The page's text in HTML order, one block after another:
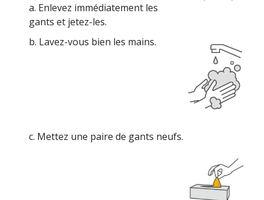
a. Enlevez immédiatement les
gants et jetez-les.
b. Lavez-vous bien les mains.
c. Mettez une paire de gants neufs.